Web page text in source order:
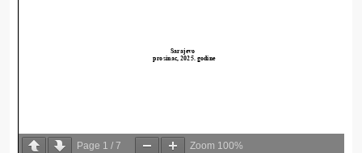
Page 1 / 7 Zoom 100%